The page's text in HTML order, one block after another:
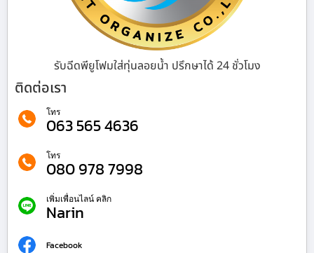
รับฉีดพียูโฟมใส่ทุ่นลอยน้ำ ปรึกษาได้ 24 ชั่วโมง
ติดต่อเรา
โทร
063 565 4636
โทร
080 978 7998
เพิ่มเพื่อนไลน์ คลิก
Narin
Facebook